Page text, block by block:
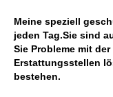
Meine speziell
jeden Tag.Sie sind
Sie Probleme mit
Erstattungsstellen
bestehen.